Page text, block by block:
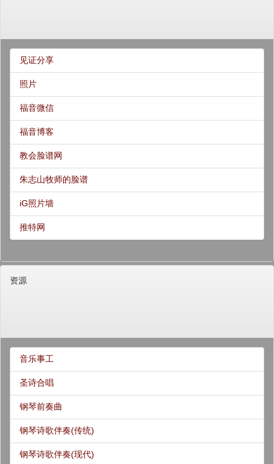
见证分享
照片
福音微信
福音博客
教会脸谱网
朱志山牧师的脸谱
iG照片墙
推特网
资源
音乐事工
圣诗合唱
钢琴前奏曲
钢琴诗歌伴奏(传统)
钢琴诗歌伴奏(现代)